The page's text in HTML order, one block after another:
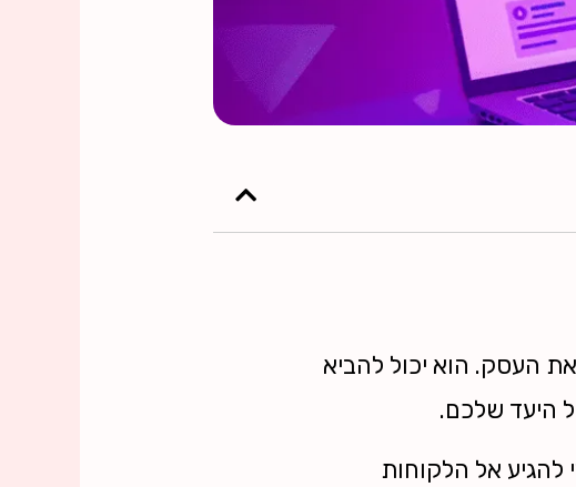
העסק. הוא יכול להביא
היעד שלכם.
להגיע אל הלקוחות